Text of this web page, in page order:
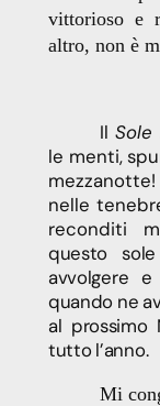
vittorioso e
altro, non è
IlSole
le menti,
nelle
reconditi
questo
avvolgere
quando ne
al prossimo
tutto l’anno.
Mi